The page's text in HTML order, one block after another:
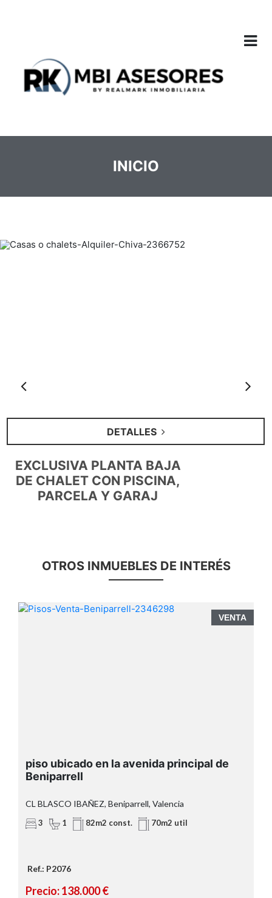
INICIO
DETALLES
EXCLUSIVA PLANTA BAJA
DE CHALET CON PISCINA,
PARCELA Y GARAJ
OTROS INMUEBLES DE INTERÉS
VENTA
piso ubicado en la avenida principal de
Beniparrell
CL BLASCO IBAÑEZ, Beniparrell, Valencia
3 1 82m2 const. 70m2 util
Ref.: P2076
Precio: 138.000 €